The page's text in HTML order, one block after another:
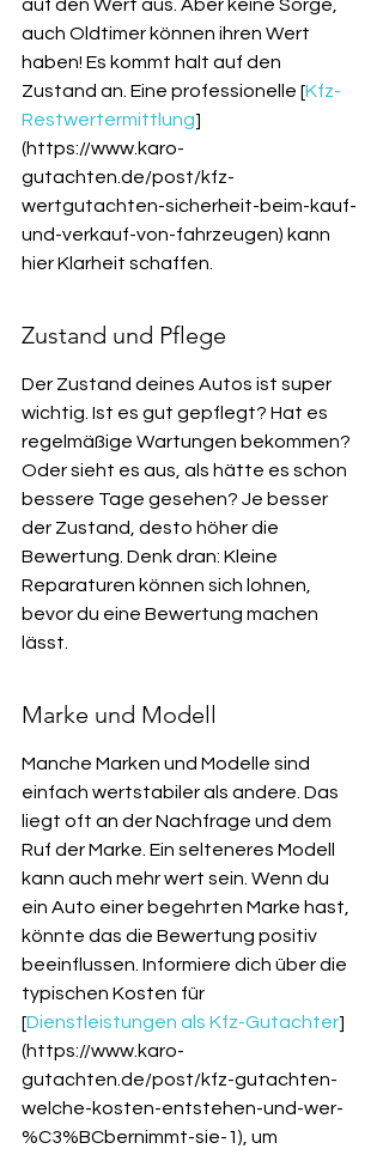
auf den Wert aus. Aber keine Sorge,
auch Oldtimer können ihren Wert
haben! Es kommt halt auf den
Zustand an. Eine professionelle [Kfz-
Restwertermittlung]
(https://www.karo-
gutachten.de/post/kfz-
wertgutachten-sicherheit-beim-kauf-
und-verkauf-von-fahrzeugen) kann
hier Klarheit schaffen.
Zustand und Pflege
Der Zustand deines Autos ist super
wichtig. Ist es gut gepflegt? Hat es
regelmäßige Wartungen bekommen?
Oder sieht es aus, als hätte es schon
bessere Tage gesehen? Je besser
der Zustand, desto höher die
Bewertung. Denk dran: Kleine
Reparaturen können sich lohnen,
bevor du eine Bewertung machen
lässt.
Marke und Modell
Manche Marken und Modelle sind
einfach wertstabiler als andere. Das
liegt oft an der Nachfrage und dem
Ruf der Marke. Ein selteneres Modell
kann auch mehr wert sein. Wenn du
ein Auto einer begehrten Marke hast,
könnte das die Bewertung positiv
beeinflussen. Informiere dich über die
typischen Kosten für
[Dienstleistungen als Kfz-Gutachter]
(https://www.karo-
gutachten.de/post/kfz-gutachten-
welche-kosten-entstehen-und-wer-
%C3%BCbernimmt-sie-1), um